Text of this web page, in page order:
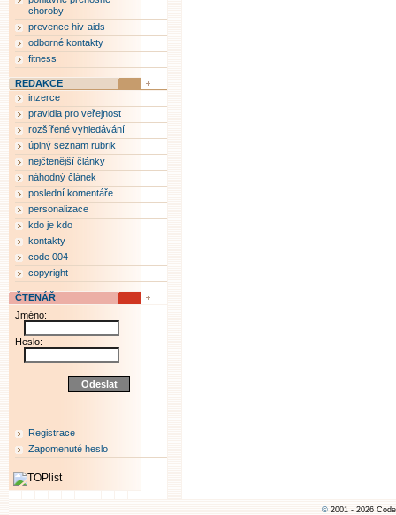
choroby
prevence hiv-aids
odborné kontakty
fitness
REDAKCE
inzerce
pravidla pro veřejnost
rozšířené vyhledávání
úplný seznam rubrik
nejčtenější články
náhodný článek
poslední komentáře
personalizace
kdo je kdo
kontakty
code 004
copyright
ČTENÁŘ
Jméno:
Heslo:
Registrace
Zapomenuté heslo
© 2001 - 2026